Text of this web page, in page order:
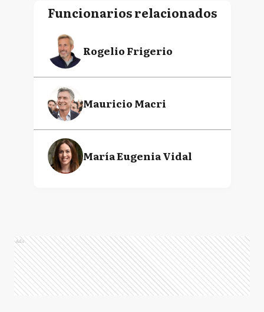
Funcionarios relacionados
Rogelio Frigerio
Mauricio Macri
María Eugenia Vidal
Ads